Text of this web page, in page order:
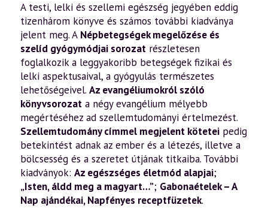
A testi, lelki és szellemi egészség jegyében eddig
tizenhárom könyve és számos további kiadványa
jelent meg. A Népbetegségek megelőzése és
szelíd gyógymódjai sorozat részletesen
foglalkozik a leggyakoribb betegségek fizikai és
lelki aspektusaival, a gyógyulás természetes
lehetőségeivel. Az evangéliumokról szóló
könyvsorozat a négy evangélium mélyebb
megértéséhez ad szellemtudományi értelmezést.
Szellemtudomány címmel megjelent kötetei pedig
betekintést adnak az ember és a létezés, illetve a
bölcsesség és a szeretet útjának titkaiba. További
kiadványok: Az egészséges életmód alapjai;
„Isten, áldd meg a magyart…”; Gabonaételek – A
Nap ajándékai,Napfényes receptfüzetek.